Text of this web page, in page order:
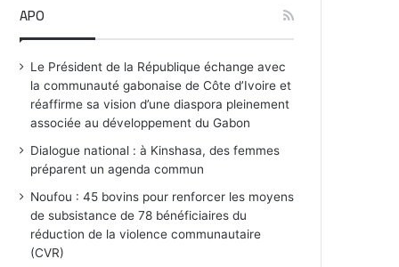
APO
Le Président de la République échange avec
la communauté gabonaise de Côte d’Ivoire et
réaffirme sa vision d’une diaspora pleinement
associée au développement du Gabon
Dialogue national : à Kinshasa, des femmes
préparent un agenda commun
Noufou : 45 bovins pour renforcer les moyens
de subsistance de 78 bénéficiaires du
réduction de la violence communautaire
(CVR)